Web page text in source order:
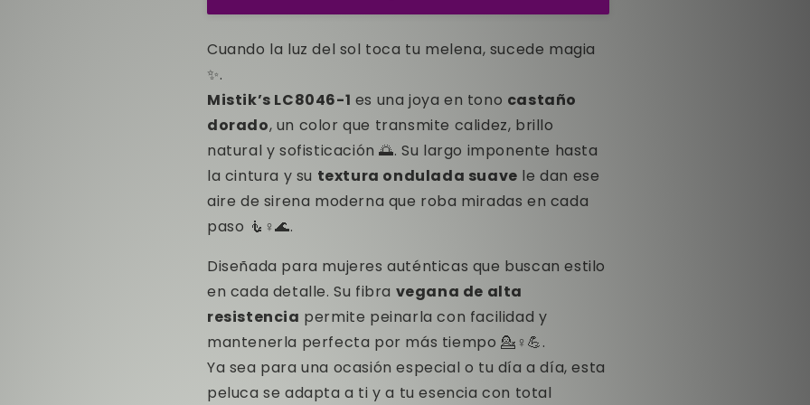
Cuando la luz del sol toca tu melena, sucede magia
✨.
Mistik’s LC8046-1 es una joya en tono castaño
dorado, un color que transmite calidez, brillo
natural y sofisticación 🌅. Su largo imponente hasta
la cintura y su textura ondulada suave le dan ese
aire de sirena moderna que roba miradas en cada
paso 🧜♀️🌊.
Diseñada para mujeres auténticas que buscan estilo
en cada detalle. Su fibra vegana de alta
resistencia permite peinarla con facilidad y
mantenerla perfecta por más tiempo 💁♀️💪.
Ya sea para una ocasión especial o tu día a día, esta
peluca se adapta a ti y a tu esencia con total